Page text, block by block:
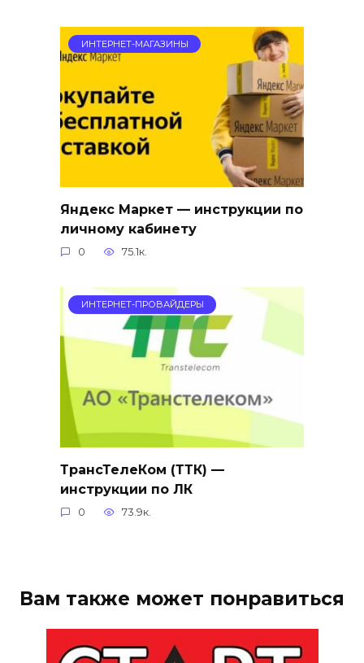
ИНТЕРНЕТ-МАГАЗИНЫ
Яндекс Маркет — инструкции по
личному кабинету
0 75.1к.
ИНТЕРНЕТ-ПРОВАЙДЕРЫ
ТрансТелеКом (ТТК) —
инструкции по ЛК
0 73.9к.
Вам также может понравиться